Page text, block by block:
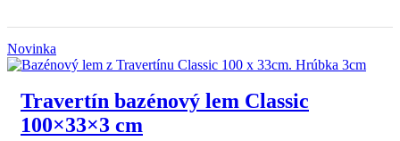
Novinka
Travertín bazénový lem Classic
100×33×3 cm